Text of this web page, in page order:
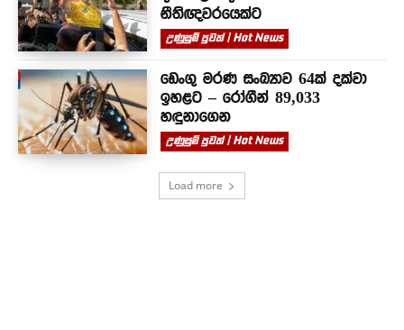
නීතිඥවරයෙක්ට
උණුසුම් පුවත් | Hot News
ඩෙංගු මරණ සංඛ්‍යාව 64ක් දක්වා
ඉහළට – රෝගීන් 89,033
හඳුනාගෙන
උණුසුම් පුවත් | Hot News
Load more